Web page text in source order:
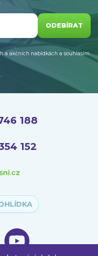
ODEBÍRAT
a akčních nabídkách a souhlasím
188
152